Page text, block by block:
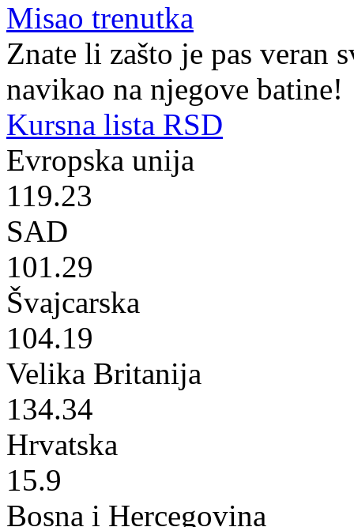
Misao trenutka
Znate li zašto je pas veran
navikao na njegove batine!
Kursna lista RSD
Evropska unija
119.23
SAD
101.29
Švajcarska
104.19
Velika Britanija
134.34
Hrvatska
15.9
Bosna i Hercegovina